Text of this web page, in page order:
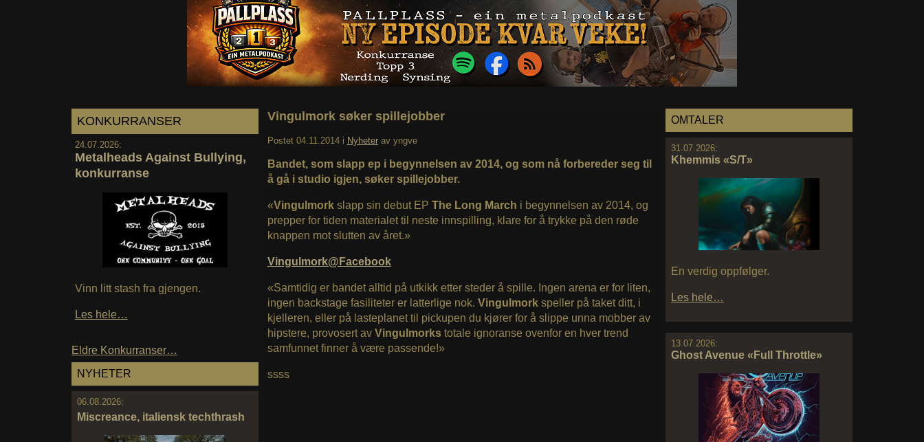
KONKURRANSER
24.07.2026:
Metalheads Against Bullying,
konkurranse
Vinn litt stash fra gjengen.
Les hele…
Eldre Konkurranser…
NYHETER
06.08.2026:
Miscreance, italiensk techthrash
OMTALER
31.07.2026:
Khemmis «S/T»
En verdig oppfølger.
Les hele…
13.07.2026:
Ghost Avenue «Full Throttle»
Vingulmork søker spillejobber
Postet 04.11.2014 i Nyheter av yngve
Bandet, som slapp ep i begynnelsen av 2014, og som nå forbereder seg til
å gå i studio igjen, søker spillejobber.
«Vingulmork slapp sin debut EP The Long March i begynnelsen av 2014, og
prepper for tiden materialet til neste innspilling, klare for å trykke på den røde
knappen mot slutten av året.»
Vingulmork@Facebook
«Samtidig er bandet alltid på utkikk etter steder å spille. Ingen arena er for liten,
ingen backstage fasiliteter er latterlige nok. Vingulmorkspeller på taket ditt, i
kjelleren, eller på lasteplanet til pickupen du kjører for å slippe unna mobber av
hipstere, provosert av Vingulmorkstotale ignoranse ovenfor en hver trend
samfunnet finner å være passende!»
ssss